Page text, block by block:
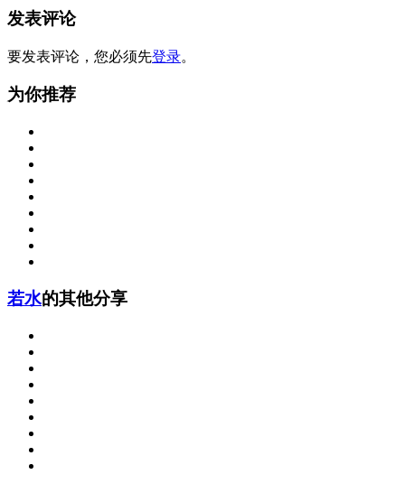
发表评论
要发表评论，您必须先登录。
为你推荐
若水的其他分享